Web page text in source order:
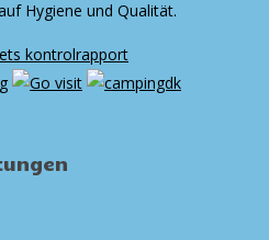
Hygiene und Qualität.